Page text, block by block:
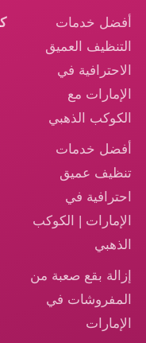
أفضل خدمات
التنظيف العميق
الاحترافية في
الإمارات مع
الكوكب الذهبي
أفضل خدمات
تنظيف عميق
احترافية في
الإمارات | الكوكب
الذهبي
إزالة بقع صعبة من
المفروشات في
الإمارات